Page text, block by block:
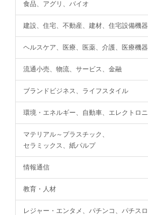
食品、アグリ、バイオ
建設、住宅、不動産、建材、住宅設備機器
ヘルスケア、医療、医薬、介護、医療機器
流通小売、物流、サービス、金融
ブランドビジネス、ライフスタイル
環境・エネルギー、自動車、エレクトロ
マテリアル～プラスチック、
セラミックス、紙パルプ
情報通信
教育・人材
レジャー・エンタメ、パチンコ、パチスロ